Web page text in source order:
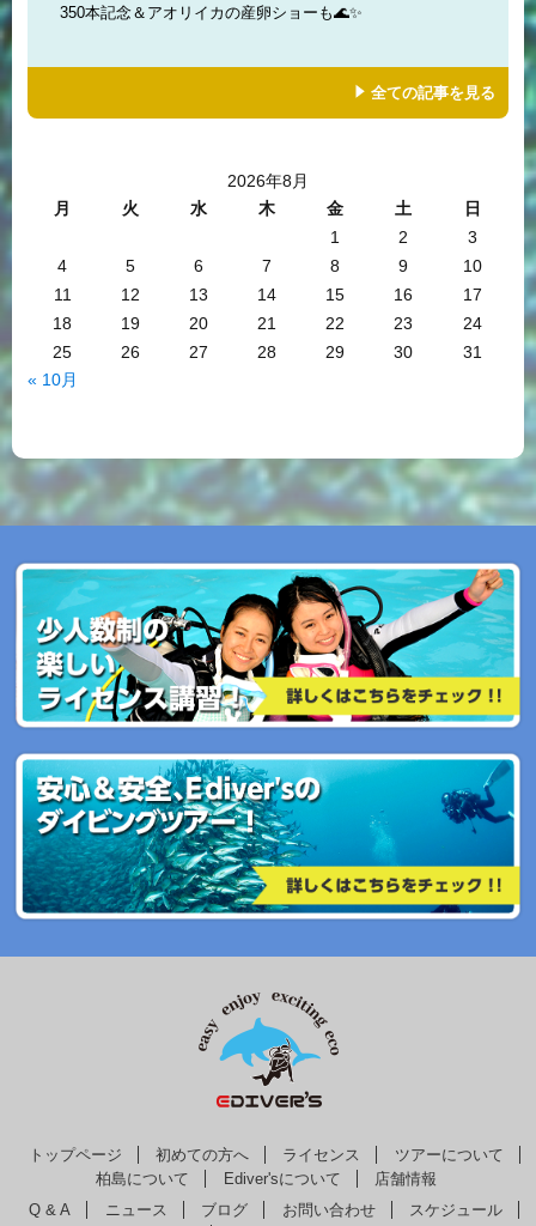
350本記念＆アオリイカの産卵ショーも🌊✨
全ての記事を見る
2026年8月
月
火 水 木 金 土
日
1
2
3
4
5 6 7 8 9
10
11
12 13 14 15 16
17
18
19 20 21 22 23
24
25
26 27 28 29 30
31
« 10月
トップページ 初めての方へ ライセンス
ツアーについて
柏島について
Ediver'sについて
店舗情報
Q & A
ニュース ブログ お問い合わせ
スケジュール